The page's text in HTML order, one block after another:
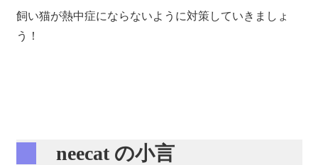
飼い猫が熱中症にならないように対策していきましょ
う！
neecat の小言